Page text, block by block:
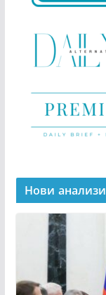
Нови анализи